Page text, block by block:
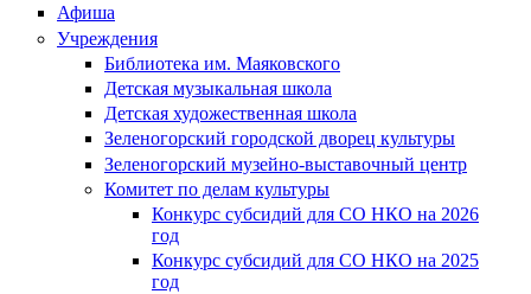
Афиша
Учреждения
Библиотека им. Маяковского
Детская музыкальная школа
Детская художественная школа
Зеленогорский городской дворец культуры
Зеленогорский музейно-выставочный центр
Комитет по делам культуры
Конкурс субсидий для СО НКО на 2026
год
Конкурс субсидий для СО НКО на 2025
год